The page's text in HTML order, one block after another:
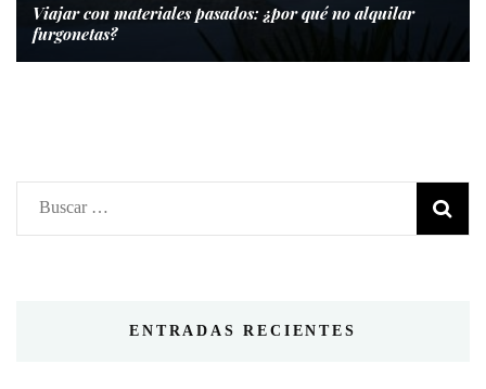
Viajar con materiales pasados: ¿por qué no alquilar
furgonetas?
Buscar:
ENTRADAS RECIENTES